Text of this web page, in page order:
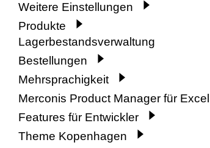
Weitere Einstellungen
Produkte
Lagerbestandsverwaltung
Bestellungen
Mehrsprachigkeit
Merconis Product Manager für Excel
Features für Entwickler
Theme Kopenhagen